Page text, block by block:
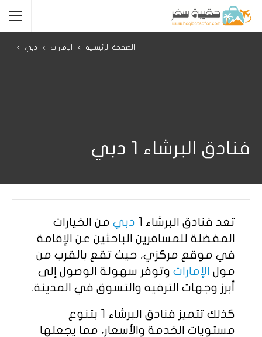
الصفحة الرئيسية الإمارات دبي
فنادق البرشاء 1 دبي
تعد فنادق البرشاء 1 دبي من الخيارات
المفضلة للمسافرين الباحثين عن الإقامة
في موقع مركزي، حيث تقع بالقرب من
مول الإمارات وتوفر سهولة الوصول إلى
أبرز وجهات الترفيه والتسوق في المدينة.
كذلك تتميز فنادق البرشاء 1 بتنوع
مستويات الخدمة والأسعار، مما يجعلها